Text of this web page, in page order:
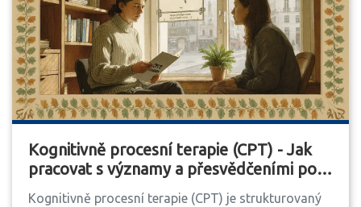
Kognitivně procesní terapie (CPT) - Jak
pracovat s významy a přesvědčeními po
traumatu
Kognitivně procesní terapie (CPT) je strukturovaný